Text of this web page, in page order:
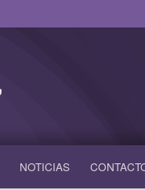
NOTICIAS